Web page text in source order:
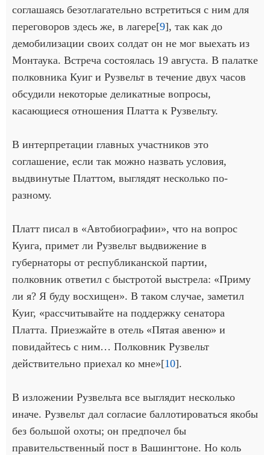
соглашаясь безотлагательно встретиться с ним для
переговоров здесь же, в лагере[9], так как до
демобилизации своих солдат он не мог выехать из
Монтаука. Встреча состоялась 19 августа. В палатке
полковника Куиг и Рузвельт в течение двух часов
обсудили некоторые деликатные вопросы,
касающиеся отношения Платта к Рузвельту.
В интерпретации главных участников это
соглашение, если так можно назвать условия,
выдвинутые Платтом, выглядят несколько по-
разному.
Платт писал в «Автобиографии», что на вопрос
Куига, примет ли Рузвельт выдвижение в
губернаторы от республиканской партии,
полковник ответил с быстротой выстрела: «Приму
ли я? Я буду восхищен». В таком случае, заметил
Куиг, «рассчитывайте на поддержку сенатора
Платта. Приезжайте в отель «Пятая авеню» и
повидайтесь с ним… Полковник Рузвельт
действительно приехал ко мне»[10].
В изложении Рузвельта все выглядит несколько
иначе. Рузвельт дал согласие баллотироваться якобы
без большой охоты; он предпочел бы
правительственный пост в Вашингтоне. Но коль